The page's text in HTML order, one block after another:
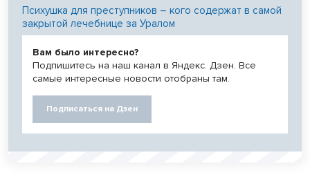
Психушка для преступников – кого содержат в самой
закрытой лечебнице за Уралом
Вам было интересно?
Подпишитесь на наш канал в Яндекс. Дзен. Все
самые интересные новости отобраны там.
Подписаться на Дзен